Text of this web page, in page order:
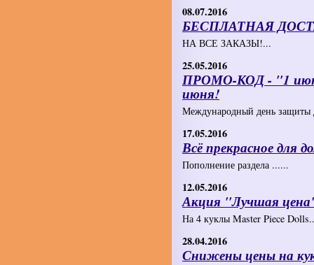
08.07.2016
БЕСПЛАТНАЯ
НА ВСЕ ЗАКАЗЫ!...
25.05.2016
ПРОМО-КОД - "1
июня!
Международный день защиты
17.05.2016
Всё прекрасное для
Пополнение раздела ......
12.05.2016
Акция "Лучшая
На 4 куклы Master Piece
28.04.2016
Снижены цены на